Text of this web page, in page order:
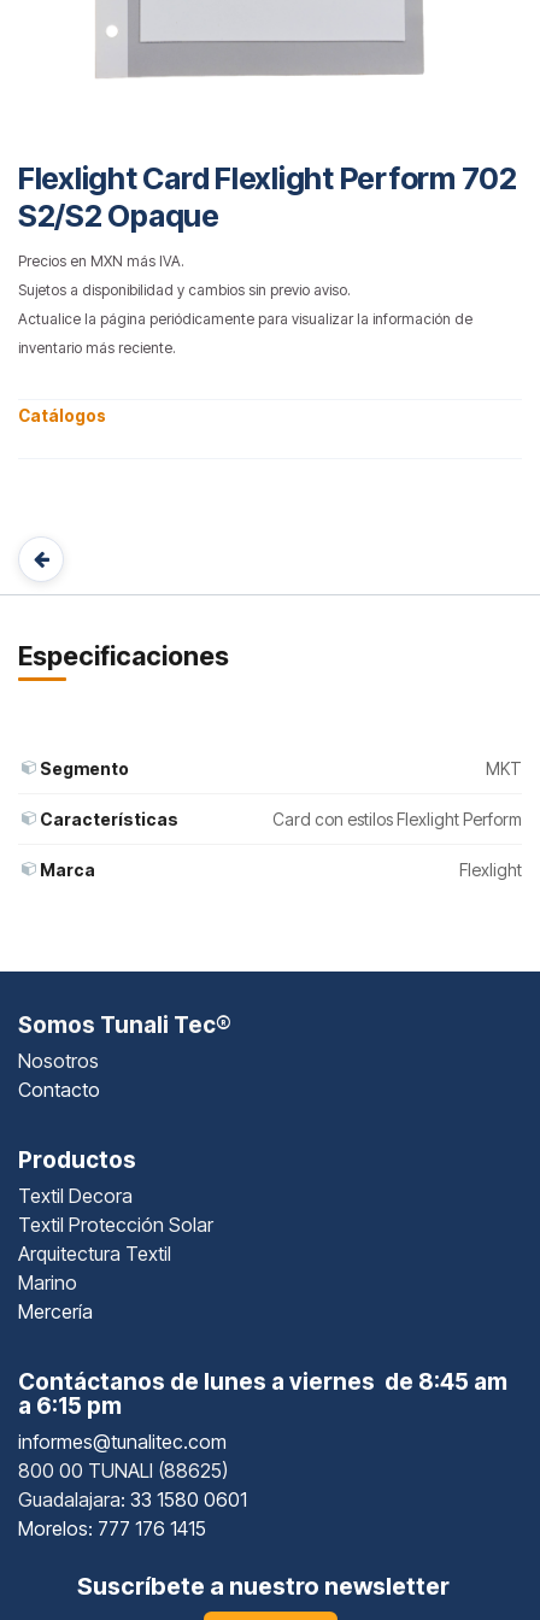
Flexlight Card Flexlight Perform 702
S2/S2 Opaque
Precios en MXN más IVA.
Sujetos a disponibilidad y cambios sin previo aviso.
Actualice la página periódicamente para visualizar la información de
inventario más reciente.
Catálogos
Especificaciones
Segmento MKT
Características Card con estilos Flexlight Perform
Marca Flexlight
Somos Tunali Tec®
Nosotros
Contacto
Productos
Textil Decora
Textil Protección Solar
Arquitectura Textil
Marino
Mercería
Contáctanos de lunes a viernes de 8:45 am
a 6:15 pm
informes@tunalitec.com
800 00 TUNALI (88625)
Guadalajara: 33 1580 0601
Morelos: 777 176 1415
Suscríbete a nuestro newsletter